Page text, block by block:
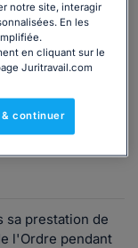
du lundi au
sa prestation de
l'Ordre pendant
notre site, interagir
En les
en cliquant sur le
Juritravail.com
continuer